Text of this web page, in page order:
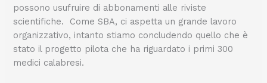
possono usufruire di abbonamenti alle riviste
scientifiche. Come SBA, ci aspetta un grande lavoro
organizzativo, intanto stiamo concludendo quello che è
stato il progetto pilota che ha riguardato i primi 300
medici calabresi.